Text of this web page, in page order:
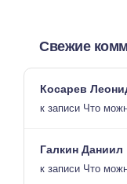
Свежие
Косарев
к записи Что
Галкин Даниил
к записи Что